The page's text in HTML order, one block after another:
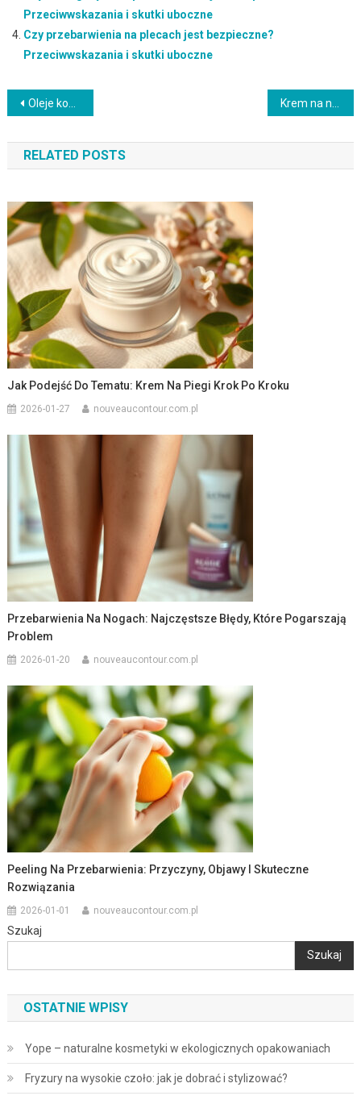
Przeciwwskazania i skutki uboczne
Czy przebarwienia na plecach jest bezpieczne?
Przeciwwskazania i skutki uboczne
Nawigacja
wpisu
Oleje komedogenne lista w domowej pielęgnacji: najlepsze składniki i rutyna
RELATED POSTS
Jak Podejść Do Tematu: Krem Na Piegi Krok Po Kroku
2026-01-27 nouveaucontour.com.pl
Przebarwienia Na Nogach: Najczęstsze Błędy, Które Pogarszają
Problem
2026-01-20 nouveaucontour.com.pl
Peeling Na Przebarwienia: Przyczyny, Objawy I Skuteczne
Rozwiązania
2026-01-01 nouveaucontour.com.pl
Szukaj
Szukaj
OSTATNIE WPISY
Yope – naturalne kosmetyki w ekologicznych opakowaniach
Fryzury na wysokie czoło: jak je dobrać i stylizować?